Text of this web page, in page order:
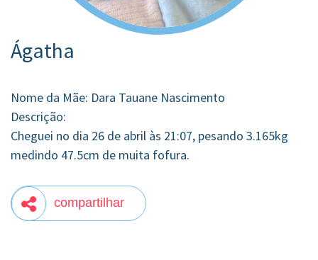
Ágatha
Nome da Mãe: Dara Tauane Nascimento
Descrição:
Cheguei no dia 26 de abril às 21:07, pesando 3.165kg
medindo 47.5cm de muita fofura.
compartilhar